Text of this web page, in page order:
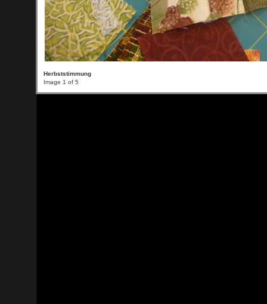
Herbststimmung
Image 1 of 5